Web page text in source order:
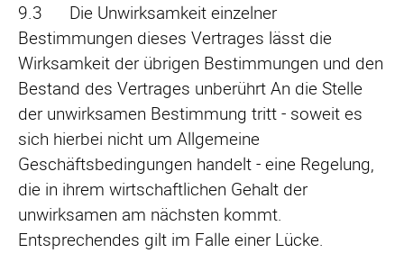
9.3 Die Unwirksamkeit einzelner
Bestimmungen dieses Vertrages lässt die
Wirksamkeit der übrigen Bestimmungen und den
Bestand des Vertrages unberührt An die Stelle
der unwirksamen Bestimmung tritt - soweit es
sich hierbei nicht um Allgemeine
Geschäftsbedingungen handelt - eine Regelung,
die in ihrem wirtschaftlichen Gehalt der
unwirksamen am nächsten kommt.
Entsprechendes gilt im Falle einer Lücke.